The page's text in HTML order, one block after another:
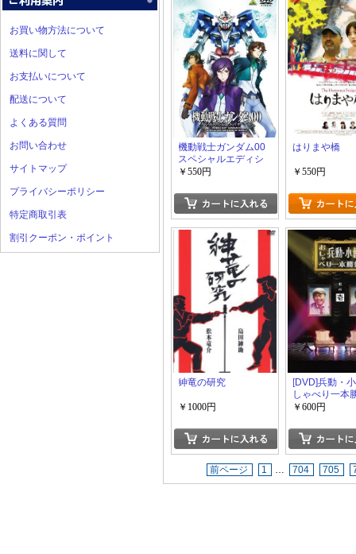
お買い物方法について
送料に関して
お支払いについて
配送について
よくある質問
お問い合わせ
サイトマップ
プライバシーポリシー
特定商取引表
割引クーポン・ポイント
機動戦士ガンダム00
スペシャルエディシ
ョン2 エンド?オブ?
￥550円
はりまや橋
￥550円
紳竜の研究
￥1000円
[DVD]兵動・
しゃべり一本
の壱「邦画
￥600円
前ページ 1 … 704 705